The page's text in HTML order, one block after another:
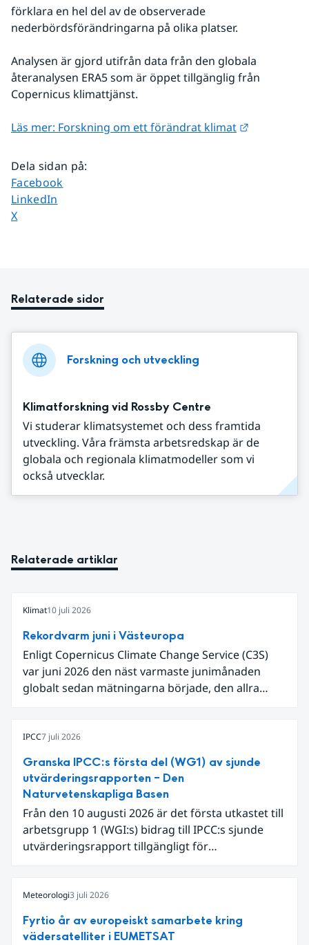
förklara en hel del av de observerade
nederbördsförändringarna på olika platser.
Analysen är gjord utifrån data från den globala
återanalysen ERA5 som är öppet tillgänglig från
Copernicus klimattjänst.
Läs mer: Forskning om ett förändrat klimat
Dela sidan på:
Dela sidan på
Facebook
Dela sidan på
LinkedIn
Dela sidan på
X
Relaterade sidor
Forskning och utveckling
Klimatforskning vid Rossby Centre
Vi studerar klimatsystemet och dess framtida
utveckling. Våra främsta arbetsredskap är de
globala och regionala klimatmodeller som vi
också utvecklar.
Relaterade artiklar
Klimat10 juli 2026
Rekordvarm juni i Västeuropa
Enligt Copernicus Climate Change Service (C3S)
var juni 2026 den näst varmaste junimånaden
globalt sedan mätningarna började, den allra
begränsar oss till Västeuropa var det den allra
varmaste juni. Detta betingades till stor del av en
extrem hetta i slutet av månaden. Världshavens
ytvattentemperaturer var den högsta som
uppmätts för en juni månad, vilket ligger i fas med
en framväxande El Niño i Stilla havet.
IPCC7 juli 2026
Granska IPCC:s första del (WG1) av sjunde
utvärderingsrapporten – Den
Naturvetenskapliga Basen
Från den 10 augusti 2026 är det första utkastet till
arbetsgrupp 1 (WGI:s) bidrag till IPCC:s sjunde
utvärderingsrapport tillgängligt för
Meteorologi3 juli 2026
Fyrtio år av europeiskt samarbete kring
vädersatelliter i EUMETSAT